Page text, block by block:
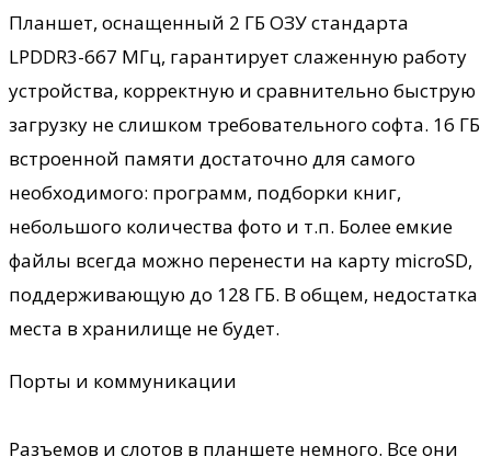
Планшет, оснащенный 2 ГБ ОЗУ стандарта
LPDDR3-667 МГц, гарантирует слаженную работу
устройства, корректную и сравнительно быструю
загрузку не слишком требовательного софта. 16 ГБ
встроенной памяти достаточно для самого
необходимого: программ, подборки книг,
небольшого количества фото и т.п. Более емкие
файлы всегда можно перенести на карту microSD,
поддерживающую до 128 ГБ. В общем, недостатка
места в хранилище не будет.
Порты и коммуникации
Разъемов и слотов в планшете немного. Все они